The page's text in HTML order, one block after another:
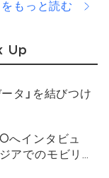
もっと読む
Up
ータ」を結びつけ
へインタビュ
アでのモビリテ